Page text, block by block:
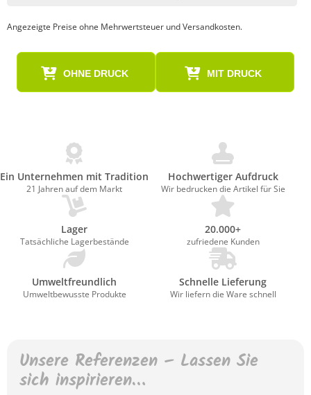
Angezeigte Preise ohne Mehrwertsteuer und Versandkosten.
OHNE DRUCK MIT DRUCK
Ein Unternehmen mit Tradition
21 Jahren auf dem Markt
Hochwertiger Aufdruck
Wir bedrucken die Artikel für Sie
Lager
Tatsächliche Lagerbestände
20.000+
zufriedene Kunden
Umweltfreundlich
Umweltbewusste Produkte
Schnelle Lieferung
Wir liefern die Ware schnell
Unsere Referenzen – Lassen Sie
sich inspirieren…